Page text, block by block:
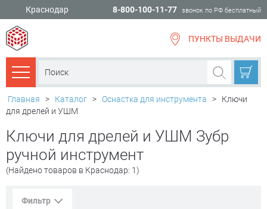
Краснодар 8-800-100-11-77 звонок по РФ бесплатный
ПУНКТЫ ВЫДАЧИ
Каталог товаров
Главная > Каталог > Оснастка для инструмента >
Ключи
для дрелей и УШМ
Ключи для дрелей и УШМ Зубр
ручной инструмент
(Найдено товаров в Краснодар: 1)
Фильтр